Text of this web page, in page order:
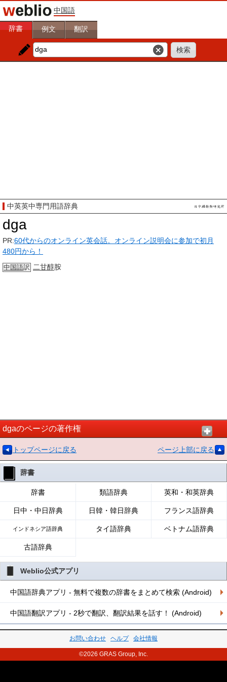
中国語
辞書 例文 翻訳
中英英中専門用語辞典
dga
PR:60代からのオンライン英会話。オンライン説明会に参加で初月
480円から！
中国語訳 二甘醇胺
dgaのページの著作権
トップページに戻る ページ上部に戻る
辞書
辞書 類語辞典 英和・和英辞典
日中・中日辞典 日韓・韓日辞典 フランス語辞典
インドネシア語辞典 タイ語辞典 ベトナム語辞典
古語辞典
Weblio公式アプリ
中国語辞典アプリ - 無料で複数の辞書をまとめて検索 (Android)
中国語翻訳アプリ - 2秒で翻訳、翻訳結果を話す！ (Android)
お問い合わせ ヘルプ 会社情報
©2026 GRAS Group, Inc.